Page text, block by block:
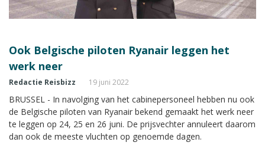
Ook Belgische piloten Ryanair leggen het
werk neer
Redactie Reisbizz 19 juni 2022
BRUSSEL - In navolging van het cabinepersoneel hebben nu ook
de Belgische piloten van Ryanair bekend gemaakt het werk neer
te leggen op 24, 25 en 26 juni. De prijsvechter annuleert daarom
dan ook de meeste vluchten op genoemde dagen.